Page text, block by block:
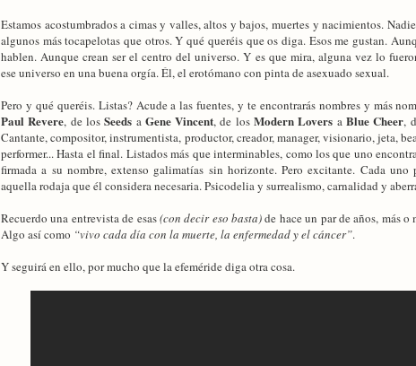
Estamos acostumbrados a cimas y valles, altos y bajos, muertes y nacimientos.
algunos más tocapelotas que otros. Y qué queréis que os diga. Esos me gustan.
hablen. Aunque crean ser el centro del universo. Y es que mira, alguna vez lo
ese universo en una buena orgía. Él, el erotómano con pinta de asexuado sexual.
Pero y qué queréis. Listas? Acude a las fuentes, y te encontrarás nombres y más
Paul Revere, de losSeeds a Gene Vincent, de losModern Lovers a Blue Cheer,
Cantante, compositor, instrumentista, productor, creador, manager, visionario, jeta,
performer... Hasta el final. Listados más que interminables, como los que uno
firmada a su nombre, extenso galimatías sin horizonte. Pero excitante. Cada uno
aquella rodaja que él considera necesaria. Psicodelia y surrealismo, carnalidad y
Recuerdo una entrevista de esas(con decir eso basta)de hace un par de años, más
Algo así como “vivo cada día con la muerte, la enfermedad y el cáncer”.
Y seguirá en ello, por mucho que la efeméride diga otra cosa.